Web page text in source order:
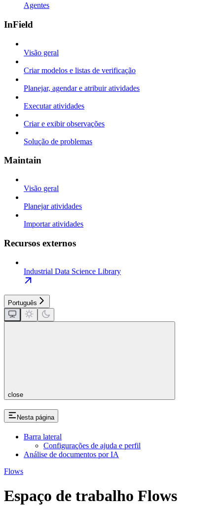
Agentes
InField
Visão geral
Criar modelos e listas de verificação
Planejar, agendar e atribuir atividades
Executar atividades
Criar e exibir observações
Solução de problemas
Maintain
Visão geral
Planejar atividades
Importar atividades
Recursos externos
Industrial Data Science Library
Português
close
Nesta página
Barra lateral
Configurações de ajuda e perfil
Análise de documentos por IA
Flows
Espaço de trabalho Flows